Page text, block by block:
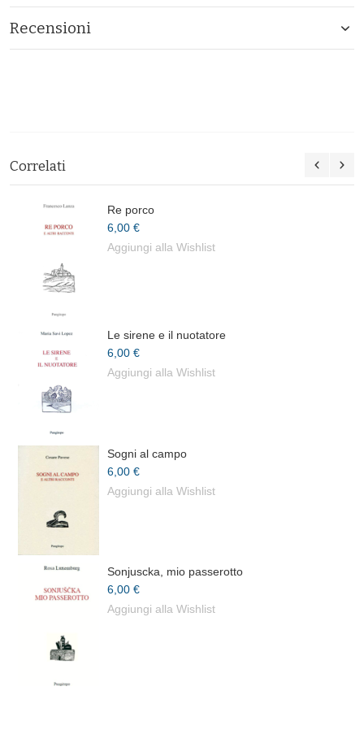
Correlati
Re porco
6,00 €
Aggiungi alla Wishlist
Le sirene e il nuotatore
6,00 €
Aggiungi alla Wishlist
Sogni al campo
6,00 €
Aggiungi alla Wishlist
Sonjuscka, mio passerotto
6,00 €
Aggiungi alla Wishlist
Recensioni